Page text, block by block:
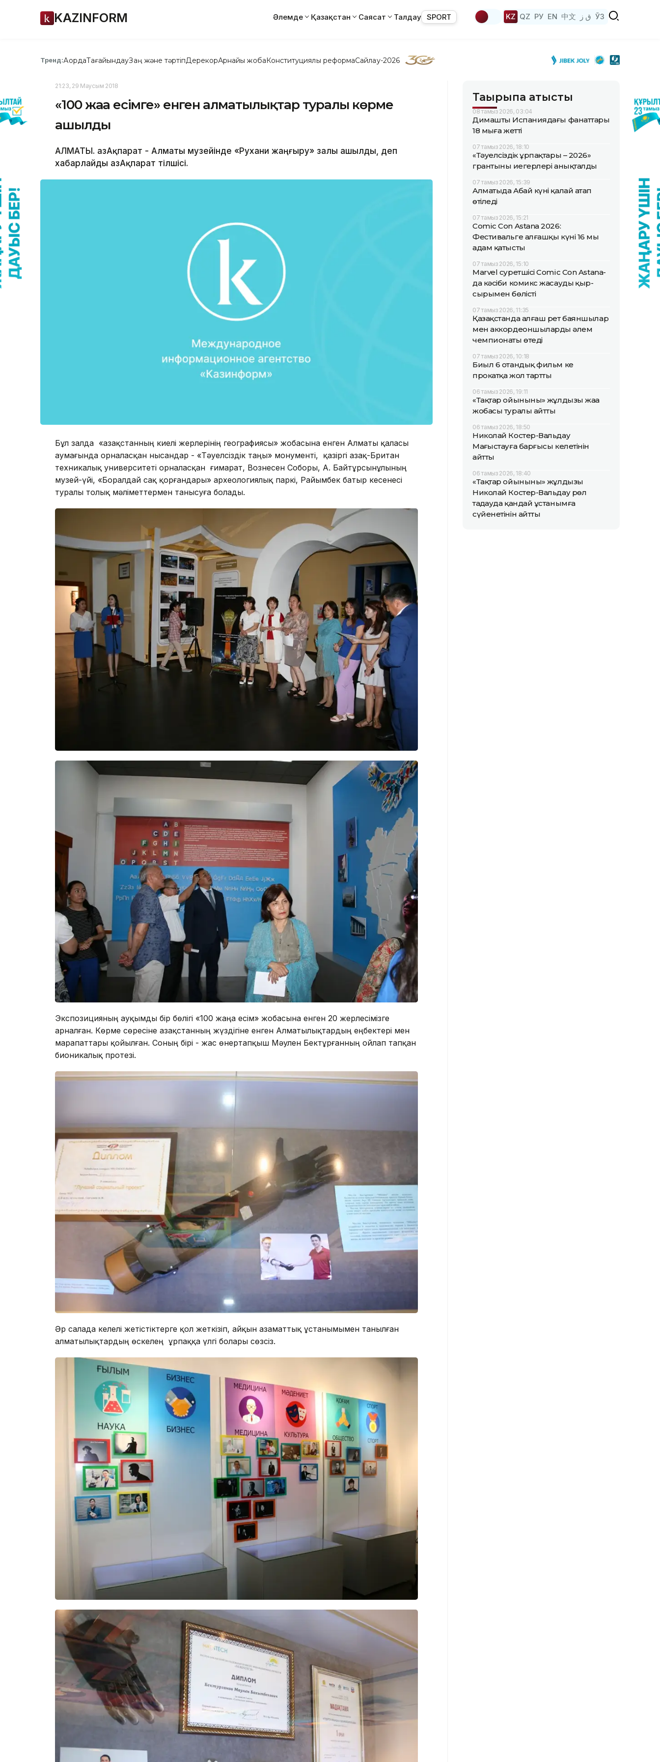
KAZINFORM Әлемде Қазақстан Саясат Талдау SPORT KZ QZ РУ EN 中文 ق ز ЎЗ
Тренд:АқордаТағайындауЗаң және тәртіпДерекқорАрнайы жобаКонституциялық реформаСайлау-2026
21:23, 29 Маусым 2018
«100 жаңа есімге» енген алматылықтар туралы көрме
ашылды
АЛМАТЫ. ҚазАқпарат - Алматы музейінде «Рухани жаңғыру» залы ашылды, деп
хабарлайды ҚазАқпарат тілшісі.
Бұл залда «Қазақстанның киелі жерлерінің географиясы» жобасына енген Алматы қаласы
аумағында орналасқан нысандар - «Тәуелсіздік таңы» монументі, қазіргі Қазақ-Британ
техникалық университеті орналасқан ғимарат, Вознесен Соборы, А. Байтұрсынұлының
музей-үйі, «Боралдай сақ қорғандары» археологиялық паркі, Райымбек батыр кесенесі
туралы толық мәліметтермен танысуға болады.
Экспозицияның ауқымды бір бөлігі «100 жаңа есім» жобасына енген 20 жерлесімізге
арналған. Көрме сөресіне Қазақстанның жүздігіне енген Алматылықтардың еңбектері мен
марапаттары қойылған. Соның бірі - жас өнертапқыш Мәулен Бектұрғанның ойлап тапқан
бионикалық протезі.
Әр салада келелі жетістіктерге қол жеткізіп, айқын азаматтық ұстанымымен танылған
алматылықтардың өскелең ұрпаққа үлгі болары сөзсіз.
Тақырыпқа қатысты
08 тамыз 2026, 03:04
Димаштың Испаниядағы фанаттары
18 мыңға жетті
07 тамыз 2026, 18:10
«Тәуелсіздік ұрпақтары – 2026»
грантының иегерлері анықталды
07 тамыз 2026, 15:39
Алматыда Абай күні қалай атап
өтіледі
07 тамыз 2026, 15:21
Comic Con Astana 2026:
Фестивальге алғашқы күні 16 мың
адам қатысты
07 тамыз 2026, 15:10
Marvel суретшісі Comic Con Astana-
да кәсіби комикс жасаудың қыр-
сырымен бөлісті
07 тамыз 2026, 11:35
Қазақстанда алғаш рет баяншылар
мен аккордеоншылардың әлем
чемпионаты өтеді
07 тамыз 2026, 10:18
Биыл 6 отандық фильм кең
прокатқа жол тартты
06 тамыз 2026, 19:11
«Тақтар ойынының» жұлдызы жаңа
жобасы туралы айтты
06 тамыз 2026, 18:50
Николай Костер-Вальдау
Маңғыстауға барғысы келетінін
айтты
06 тамыз 2026, 18:40
«Тақтар ойынының» жұлдызы
Николай Костер-Вальдау рөл
таңдауда қандай ұстанымға
сүйенетінін айтты